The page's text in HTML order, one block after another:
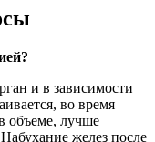
и в зависимости
во время
объеме, лучше
желез после